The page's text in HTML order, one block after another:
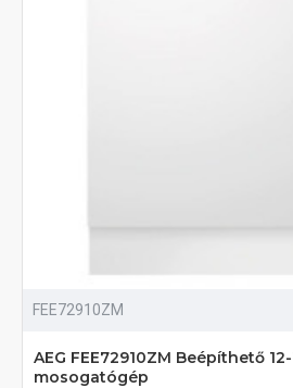
FEE72910ZM
AEG FEE72910ZM Beépíthető
mosogatógép